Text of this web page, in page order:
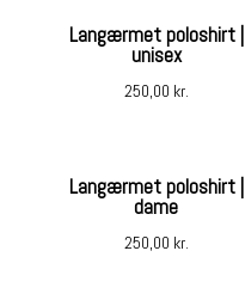
Langærmet poloshirt |
unisex
250,00 kr.
Langærmet poloshirt |
dame
250,00 kr.